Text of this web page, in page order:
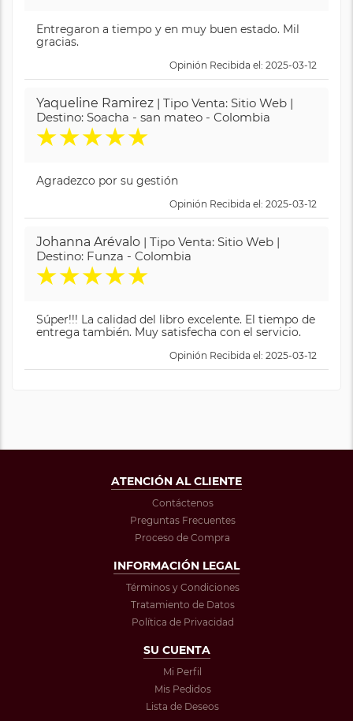
Entregaron a tiempo y en muy buen estado. Mil
gracias.
Opinión Recibida el: 2025-03-12
Yaqueline Ramirez | Tipo Venta: Sitio Web |
Destino: Soacha - san mateo - Colombia
★★★★★
Agradezco por su gestión
Opinión Recibida el: 2025-03-12
Johanna Arévalo | Tipo Venta: Sitio Web |
Destino: Funza - Colombia
★★★★★
Súper!!! La calidad del libro excelente. El tiempo de
entrega también. Muy satisfecha con el servicio.
Opinión Recibida el: 2025-03-12
ATENCIÓN AL CLIENTE
Contáctenos
Preguntas Frecuentes
Proceso de Compra
INFORMACIÓN LEGAL
Términos y Condiciones
Tratamiento de Datos
Política de Privacidad
SU CUENTA
Mi Perfil
Mis Pedidos
Lista de Deseos